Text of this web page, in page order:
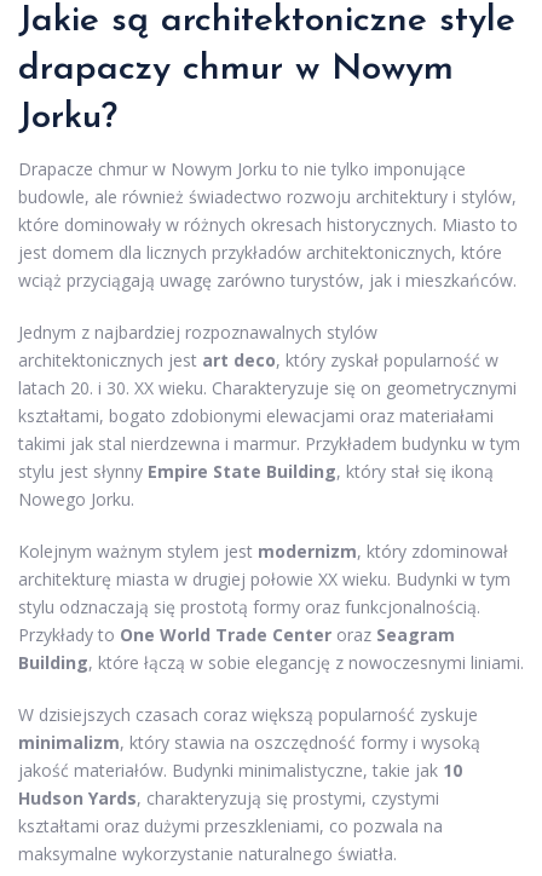
Jakie są architektoniczne style
drapaczy chmur w Nowym
Jorku?
Drapacze chmur w Nowym Jorku to nie tylko imponujące
budowle, ale również świadectwo rozwoju architektury i stylów,
które dominowały w różnych okresach historycznych. Miasto to
jest domem dla licznych przykładów architektonicznych, które
wciąż przyciągają uwagę zarówno turystów, jak i mieszkańców.
Jednym z najbardziej rozpoznawalnych stylów
architektonicznych jest art deco, który zyskał popularność w
latach 20. i 30. XX wieku. Charakteryzuje się on geometrycznymi
kształtami, bogato zdobionymi elewacjami oraz materiałami
takimi jak stal nierdzewna i marmur. Przykładem budynku w tym
stylu jest słynny Empire State Building, który stał się ikoną
Nowego Jorku.
Kolejnym ważnym stylem jest modernizm, który zdominował
architekturę miasta w drugiej połowie XX wieku. Budynki w tym
stylu odznaczają się prostotą formy oraz funkcjonalnością.
Przykłady to One World Trade Center oraz Seagram
Building, które łączą w sobie elegancję z nowoczesnymi liniami.
W dzisiejszych czasach coraz większą popularność zyskuje
minimalizm, który stawia na oszczędność formy i wysoką
jakość materiałów. Budynki minimalistyczne, takie jak 10
Hudson Yards, charakteryzują się prostymi, czystymi
kształtami oraz dużymi przeszkleniami, co pozwala na
maksymalne wykorzystanie naturalnego światła.